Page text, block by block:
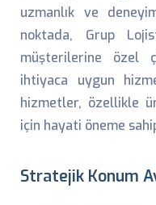
uzmanlık ve
noktada, Grup
müşterilerine özel
ihtiyaca uygun
hizmetler, özellikle
için hayati öneme
Stratejik Konum